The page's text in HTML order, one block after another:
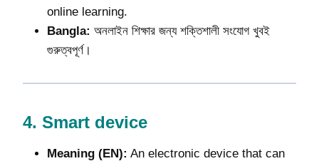
online learning.
Bangla: অনলাইন শিক্ষার জন্য শক্তিশালী সংযোগ খুবই
গুরুত্বপূর্ণ।
4. Smart device
Meaning (EN): An electronic device that can